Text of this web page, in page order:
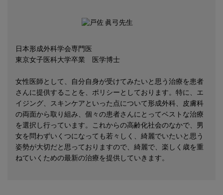
日本形成外科学会専門医
東京女子医科大学卒業 医学博士
女性医師として、自分自身が受けてみたいと思う治療を患者
さんに提供することを、ポリシーとしております。特に、エ
イジング、スキンケアといった点について形成外科、皮膚科
の両面から取り組み、個々の患者さんにとってベストな治療
を選択し行っています。これからの高齢化社会のなかで、男
女を問わずいくつになっても若々しく、綺麗でいたいと思う
姿勢が大切だと思っておりますので、綺麗で、楽しく歳を重
ねていくための最新の治療を提供していきます。